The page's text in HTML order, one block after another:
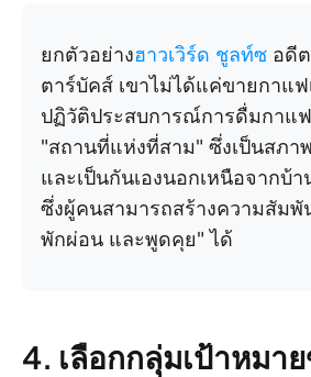
ยกตัวอย่างฮาวเวิร์ด ชูลท์ซ อดี
ตาร์บัคส์ เขาไม่ได้แค่ขายกาแ
ปฏิวัติประสบการณ์การดื่มกาแ
"สถานที่แห่งที่สาม" ซึ่งเป็นสภ
และเป็นกันเองนอกเหนือจากบ้
ซึ่งผู้คนสามารถสร้างความสัมพั
พักผ่อน และพูดคุย" ได้
4. เลือกกลุ่มเป้าหมา